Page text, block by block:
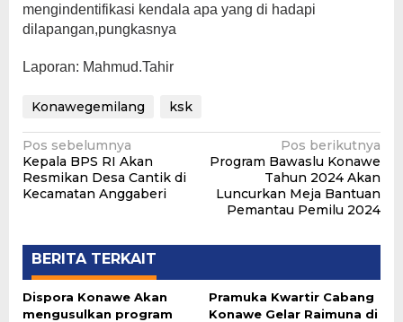
mengindentifikasi kendala apa yang di hadapi
dilapangan,pungkasnya
Laporan: Mahmud.Tahir
Konawegemilang ksk
Navigasi
pos
Pos sebelumnya
Kepala BPS RI Akan
Resmikan Desa Cantik di
Kecamatan Anggaberi
Pos berikutnya
Program Bawaslu Konawe
Tahun 2024 Akan
Luncurkan Meja Bantuan
Pemantau Pemilu 2024
BERITA TERKAIT
Dispora Konawe Akan
mengusulkan program
Pramuka Kwartir Cabang
Konawe Gelar Raimuna di